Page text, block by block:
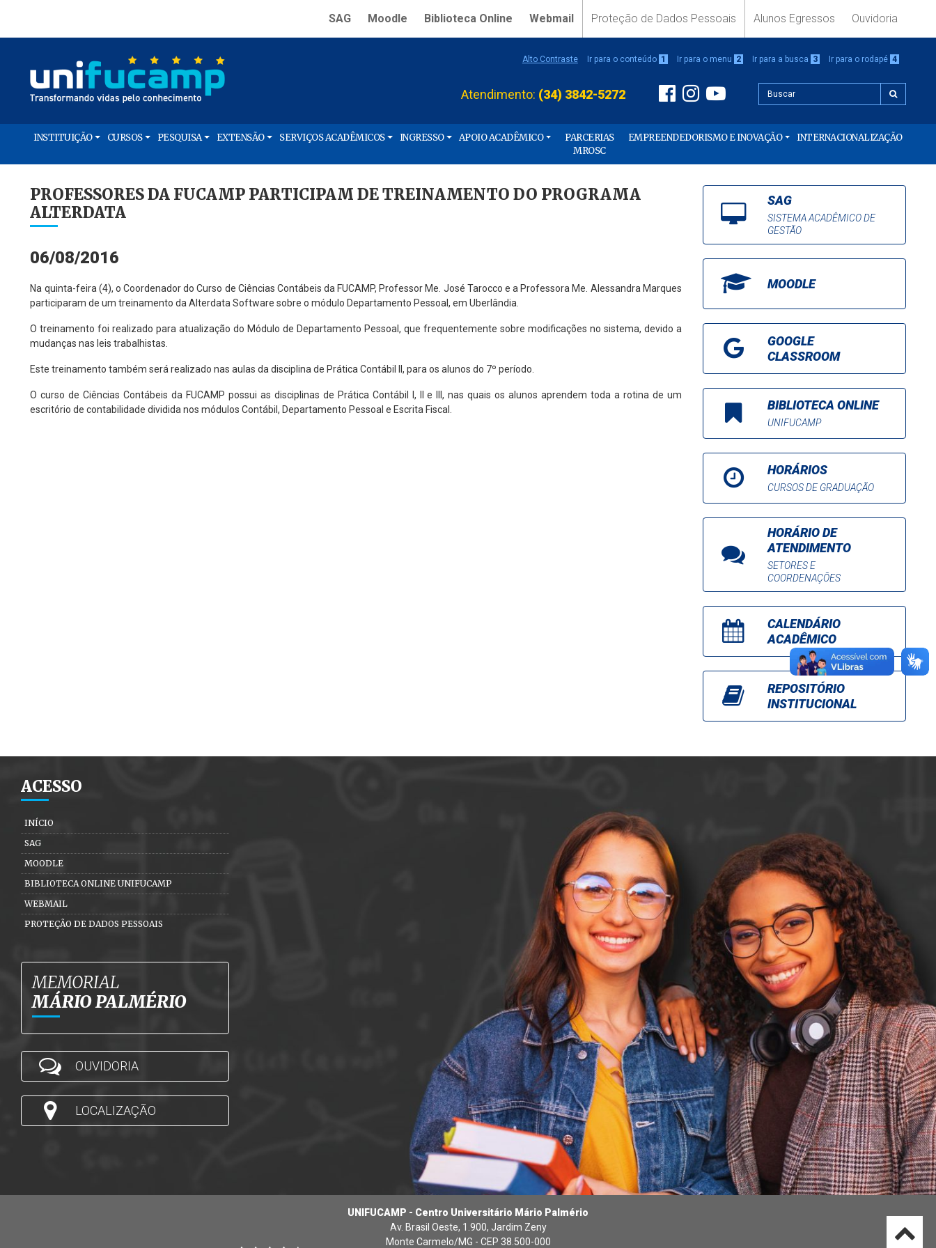
SAG Moodle Biblioteca Online Webmail Proteção de Dados Pessoais Alunos Egressos Ouvidoria
Alto Contraste Ir para o conteúdo 1 Ir para o menu 2 Ir para a busca 3 Ir para o rodapé 4
Atendimento: (34) 3842-5272
INSTITUIÇÃO CURSOS PESQUISA EXTENSÃO SERVIÇOS ACADÊMICOS INGRESSO APOIO ACADÊMICO
PARCERIAS
MROSC
EMPREENDEDORISMO E INOVAÇÃO INTERNACIONALIZAÇÃO
PROFESSORES DA FUCAMP PARTICIPAM DE TREINAMENTO DO PROGRAMA
ALTERDATA
06/08/2016
Na quinta-feira (4), o Coordenador do Curso de Ciências Contábeis da FUCAMP, Professor Me. José Tarocco e a Professora Me. Alessandra Marques
participaram de um treinamento da Alterdata Software sobre o módulo Departamento Pessoal, em Uberlândia.
O treinamento foi realizado para atualização do Módulo de Departamento Pessoal, que frequentemente sobre modificações no sistema, devido a
mudanças nas leis trabalhistas.
Este treinamento também será realizado nas aulas da disciplina de Prática Contábil II, para os alunos do 7º período.
O curso de Ciências Contábeis da FUCAMP possui as disciplinas de Prática Contábil I, II e III, nas quais os alunos aprendem toda a rotina de um
escritório de contabilidade dividida nos módulos Contábil, Departamento Pessoal e Escrita Fiscal.
SAG
SISTEMA ACADÊMICO DE
GESTÃO
MOODLE
GOOGLE
CLASSROOM
BIBLIOTECA ONLINE
UNIFUCAMP
HORÁRIOS
CURSOS DE GRADUAÇÃO
HORÁRIO DE
ATENDIMENTO
SETORES E
COORDENAÇÕES
CALENDÁRIO
ACADÊMICO
REPOSITÓRIO
INSTITUCIONAL
ACESSO
INÍCIO
SAG
MOODLE
BIBLIOTECA ONLINE UNIFUCAMP
WEBMAIL
PROTEÇÃO DE DADOS PESSOAIS
MEMORIAL
MÁRIO PALMÉRIO
OUVIDORIA
LOCALIZAÇÃO
UNIFUCAMP - Centro Universitário Mário Palmério
Av. Brasil Oeste, 1.900, Jardim Zeny
Monte Carmelo/MG - CEP 38.500-000